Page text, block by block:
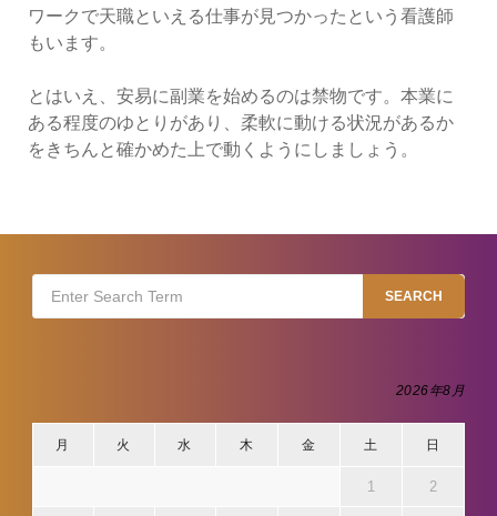
ワークで天職といえる仕事が見つかったという看護師
もいます。
とはいえ、安易に副業を始めるのは禁物です。本業に
ある程度のゆとりがあり、柔軟に動ける状況があるか
をきちんと確かめた上で動くようにしましょう。
for:
SEARCH
2026年8月
月 火 水 木 金 土 日
1 2